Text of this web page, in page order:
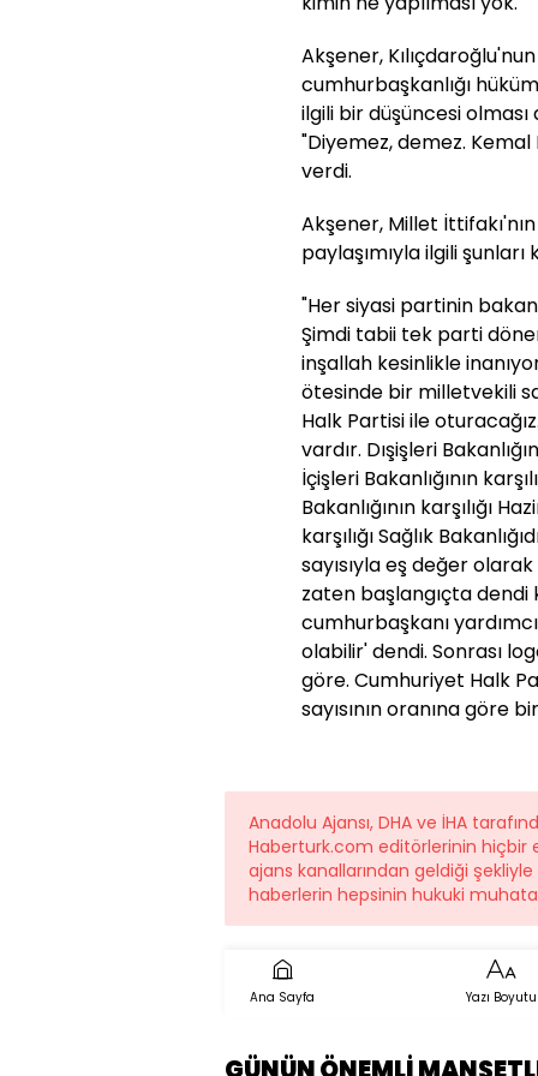
Akşener,
cumhurbaşkanlığı
ilgili bir düşüncesi
"Diyemez, demez. Kemal
verdi.
Akşener, Millet
paylaşımıyla ilgili
"Her siyasi partinin
Şimdi tabii tek parti
inşallah kesinlikle
ötesinde bir milletvekili
Halk Partisi ile
vardır. Dışişleri
İçişleri Bakanlığının
Bakanlığının karşılığı
karşılığı Sağlık
sayısıyla eş değer
zaten başlangıçta
cumhurbaşkanı
olabilir' dendi. Sonrası
göre. Cumhuriyet Halk
sayısının oranına göre
Anadolu Ajansı, DHA ve İHA
Haberturk.com editörlerinin
ajans kanallarından geldiği
haberlerin hepsinin hukuki
Ana Sayfa Yazı Boyutu